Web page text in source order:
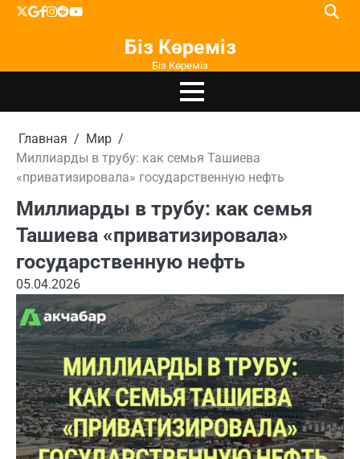
Перейти
X google
facebook
instagram
reddityoutube
Біз Көреміз
Біз Көреміз
Главная
Мир
Миллиарды в трубу: как семья Ташиева
«приватизировала» государственную нефть
Миллиарды в трубу: как семья
Ташиева «приватизировала»
государственную нефть
05.04.2026